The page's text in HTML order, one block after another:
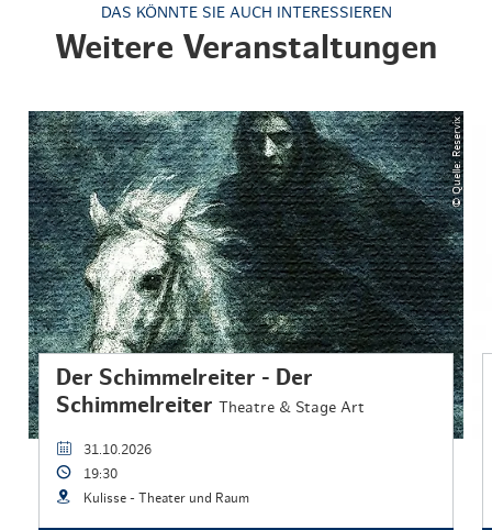
DAS KÖNNTE SIE AUCH INTERESSIEREN
Weitere Veranstaltungen
© Quelle: Reservix
Der Schimmelreiter - Der
SchimmelreiterTheatre & Stage Art
31.10.2026
19:30
Kulisse - Theater und Raum